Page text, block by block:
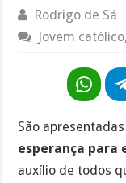
Rodrigo de Sá
Jovem
São
esperança para
auxílio de todos